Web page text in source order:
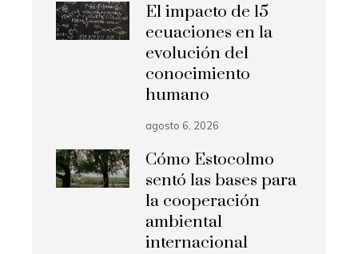
El impacto de 15
ecuaciones en la
evolución del
conocimiento
humano
agosto 6, 2026
Cómo Estocolmo
sentó las bases para
la cooperación
ambiental
internacional